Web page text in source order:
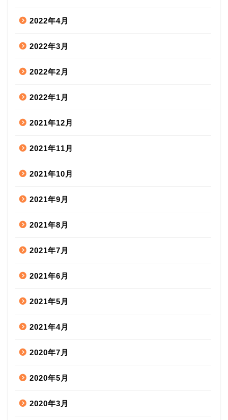
2022年4月
2022年3月
2022年2月
2022年1月
2021年12月
2021年11月
2021年10月
2021年9月
2021年8月
2021年7月
2021年6月
2021年5月
2021年4月
2020年7月
2020年5月
2020年3月